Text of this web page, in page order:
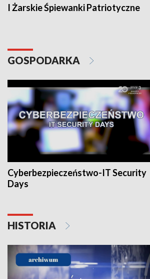
I Żarskie Śpiewanki Patriotyczne
GOSPODARKA
Cyberbezpieczeństwo-IT Security
Days
HISTORIA